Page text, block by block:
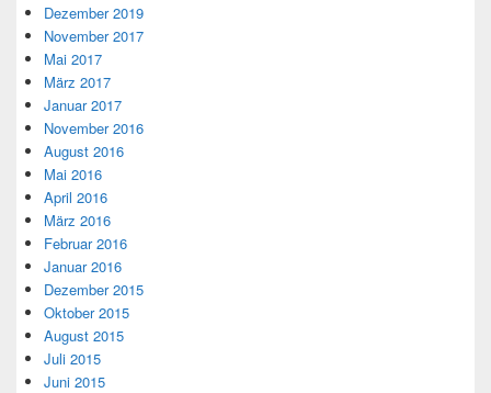
Dezember 2019
November 2017
Mai 2017
März 2017
Januar 2017
November 2016
August 2016
Mai 2016
April 2016
März 2016
Februar 2016
Januar 2016
Dezember 2015
Oktober 2015
August 2015
Juli 2015
Juni 2015